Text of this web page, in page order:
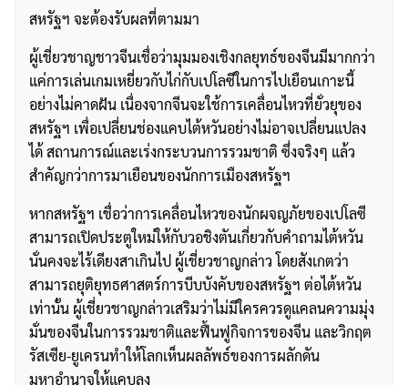
สหรัฐฯ จะต้องรับผลที่ตามมา
ผู้เชี่ยวชาญชาวจีนเชื่อว่ามุมมองเชิงกลยุทธ์ของจีนมีมากกว่า
แค่การเล่นเกมเหยี่ยวกับไก่กับเปโลซีในการไปเยือนเกาะนี้
อย่างไม่คาดฝัน เนื่องจากจีนจะใช้การเคลื่อนไหวที่ยั่วยุของ
สหรัฐฯ เพื่อเปลี่ยนช่องแคบไต้หวันอย่างไม่อาจเปลี่ยนแปลง
ได้ สถานการณ์และเร่งกระบวนการรวมชาติ ซึ่งจริงๆ แล้ว
สำคัญกว่าการมาเยือนของนักการเมืองสหรัฐฯ
หากสหรัฐฯ เชื่อว่าการเคลื่อนไหวของนักผจญภัยของเปโลซี
สามารถเปิดประตูใหม่ให้กับวอชิงตันเกี่ยวกับคำถามไต้หวัน
นั่นคงจะไร้เดียงสาเกินไป ผู้เชี่ยวชาญกล่าว โดยสังเกตว่า
สามารถยุติยุทธศาสตร์การบีบบังคับของสหรัฐฯ ต่อไต้หวัน
เท่านั้น ผู้เชี่ยวชาญกล่าวเสริมว่าไม่มีใครควรดูแคลนความมุ่ง
มั่นของจีนในการรวมชาติและฟื้นฟูกิจการของจีน และวิกฤต
รัสเซีย-ยูเครนทำให้โลกเห็นผลลัพธ์ของการผลักดัน
มหาอำนาจให้แคบลง